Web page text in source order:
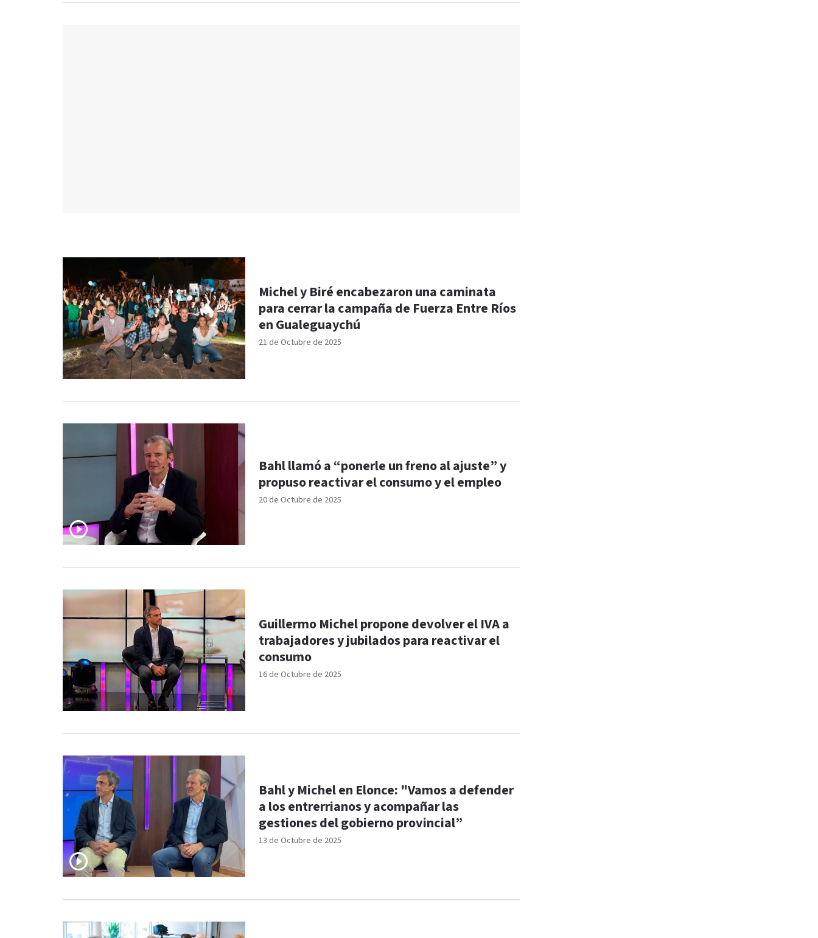
21 de Octubre de 2025
Michel y Biré encabezaron una caminata
para cerrar la campaña de Fuerza Entre Ríos
en Gualeguaychú
20 de Octubre de 2025
Bahl llamó a “ponerle un freno al ajuste” y
propuso reactivar el consumo y el empleo
16 de Octubre de 2025
Guillermo Michel propone devolver el IVA a
trabajadores y jubilados para reactivar el
consumo
13 de Octubre de 2025
Bahl y Michel en Elonce: "Vamos a defender
a los entrerrianos y acompañar las
gestiones del gobierno provincial”